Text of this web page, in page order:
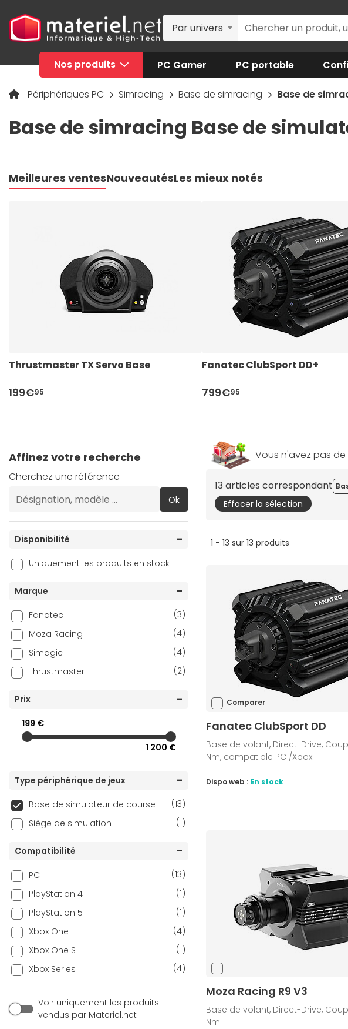
Par univers
Nos produits PC Gamer PC portable
Périphériques PC Simracing Base de simracing Base de
Base de simracing Base de
Meilleures ventesNouveautésLes mieux notés
Thrustmaster TX Servo Base
199€95
Fanatec ClubSport DD+
799€95
Affinez votre recherche
Cherchez une référence
Ok
Disponibilité
Uniquement les produits en stock
Marque
Fanatec
(3)
Moza Racing
(4)
Simagic
(4)
Thrustmaster
(2)
Prix
199 €
1 200 €
Type périphérique de jeux
Base de simulateur de course
(13)
Siège de simulation
(1)
Compatibilité
PC
(13)
PlayStation 4
(1)
PlayStation 5
(1)
Xbox One
(4)
Xbox One S
(1)
Xbox Series
(4)
Voir uniquement les produits
vendus par Materiel.net
Vous n'avez pas
13 articles correspondant
Effacer la sélection
1 - 13 sur 13 produits
Comparer
Fanatec ClubSport DD
Base de volant, Direct-Drive,
Nm, compatible PC /Xbox
Dispo web : En stock
Moza Racing R9 V3
Base de volant, Direct-Drive,
Nm